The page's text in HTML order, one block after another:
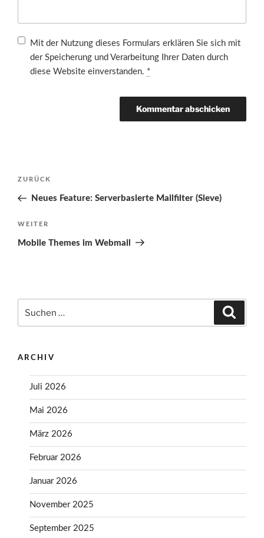
Mit der Nutzung dieses Formulars erklären Sie sich mit
der Speicherung und Verarbeitung Ihrer Daten durch
diese Website einverstanden. *
Beitragsnavigation
Vorheriger
Beitrag
ZURÜCK
Neues Feature: Serverbasierte Mailfilter (Sieve)
Nächster
Beitrag
WEITER
Mobile Themes im Webmail
nach:
ARCHIV
Juli 2026
Mai 2026
März 2026
Februar 2026
Januar 2026
November 2025
September 2025